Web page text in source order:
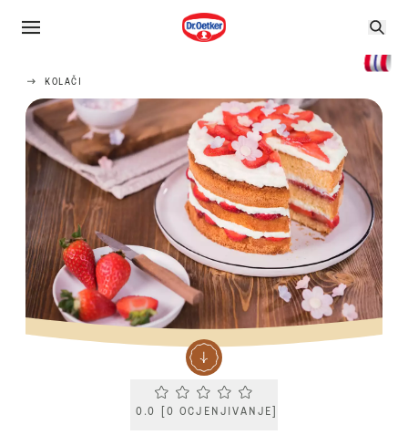
KOLAČI
Current rating 0.0. Click to rate.
0.0 [0 OCJENJIVANJE